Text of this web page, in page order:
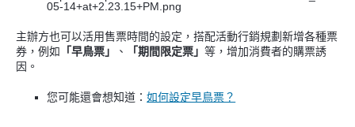
主辦方也可以活用售票時間的設定，搭配活動行銷規劃新增各種票
券，例如 「早鳥票」 、 「期間限定票」 等，增加消費者的購票誘
因。
您可能還會想知道：如何設定早鳥票？